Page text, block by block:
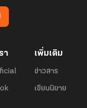
า เพิ่มเติม
ข่าวสาร
เขียนนิยาย